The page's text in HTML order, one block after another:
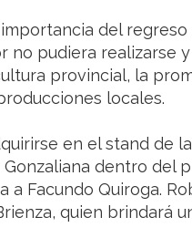
del
no pudiera realizarse
provincial, la
locales.
en el stand de
dentro del
a Facundo Quiroga.
quien brindará